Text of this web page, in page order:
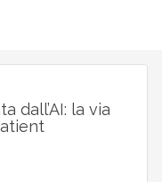
dall’AI: la via